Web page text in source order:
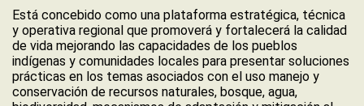
Está concebido como una plataforma estratégica, técnica
y operativa regional que promoverá y fortalecerá la calidad
de vida mejorando las capacidades de los pueblos
indígenas y comunidades locales para presentar soluciones
prácticas en los temas asociados con el uso manejo y
conservación de recursos naturales, bosque, agua,